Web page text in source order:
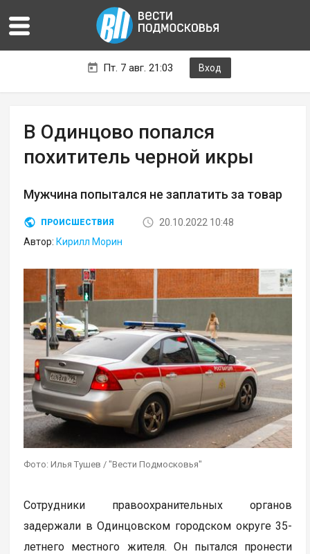
Пт. 7 авг. 21:03 Вход
В Одинцово попался
похититель черной икры
Мужчина попытался не заплатить за товар
ПРОИСШЕСТВИЯ
20.10.2022 10:48
Автор: Кирилл Морин
Фото: Илья Тушев / "Вести Подмосковья"
Сотрудники правоохранительных органов
задержали в Одинцовском городском округе 35-
летнего местного жителя. Он пытался пронести